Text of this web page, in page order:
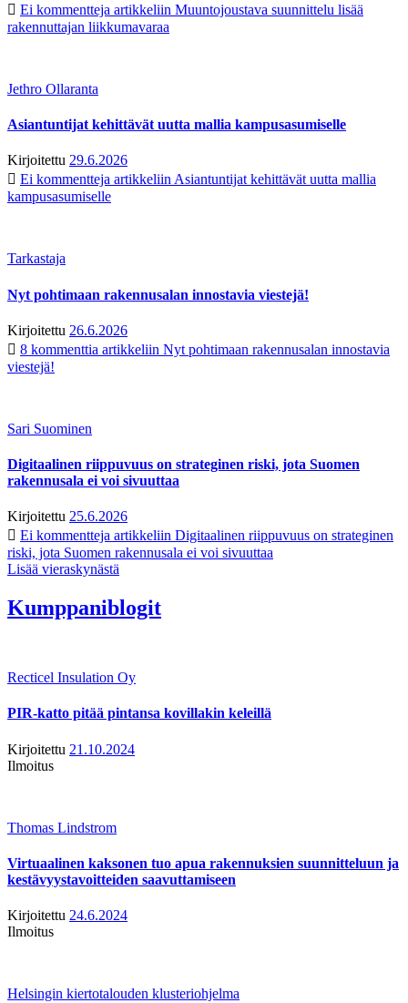
Ei kommentteja artikkeliin Muuntojoustava suunnittelu lisää
rakennuttajan liikkumavaraa
Jethro Ollaranta
Asiantuntijat kehittävät uutta mallia kampusasumiselle
Kirjoitettu 29.6.2026
Ei kommentteja artikkeliin Asiantuntijat kehittävät uutta mallia
kampusasumiselle
Tarkastaja
Nyt pohtimaan rakennusalan innostavia viestejä!
Kirjoitettu 26.6.2026
8 kommenttia artikkeliin Nyt pohtimaan rakennusalan innostavia
viestejä!
Sari Suominen
Digitaalinen riippuvuus on strateginen riski, jota Suomen
rakennusala ei voi sivuuttaa
Kirjoitettu 25.6.2026
Ei kommentteja artikkeliin Digitaalinen riippuvuus on strateginen
riski, jota Suomen rakennusala ei voi sivuuttaa
Lisää vieraskynästä
Kumppaniblogit
Recticel Insulation Oy
PIR-katto pitää pintansa kovillakin keleillä
Kirjoitettu 21.10.2024
Ilmoitus
Thomas Lindstrom
Virtuaalinen kaksonen tuo apua rakennuksien suunnitteluun ja
kestävyystavoitteiden saavuttamiseen
Kirjoitettu 24.6.2024
Ilmoitus
Helsingin kiertotalouden klusteriohjelma